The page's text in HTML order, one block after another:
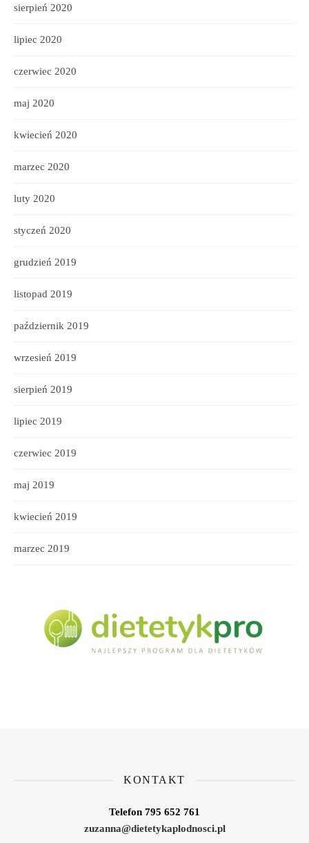
sierpień 2020
lipiec 2020
czerwiec 2020
maj 2020
kwiecień 2020
marzec 2020
luty 2020
styczeń 2020
grudzień 2019
listopad 2019
październik 2019
wrzesień 2019
sierpień 2019
lipiec 2019
czerwiec 2019
maj 2019
kwiecień 2019
marzec 2019
KONTAKT
Telefon 795 652 761
zuzanna@dietetykaplodnosci.pl